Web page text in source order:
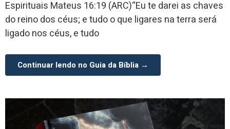
Espirituais Mateus 16:19 (ARC)“Eu te darei as chaves
do reino dos céus; e tudo o que ligares na terra será
ligado nos céus, e tudo
Continuar lendo no Guia da Bíblia →